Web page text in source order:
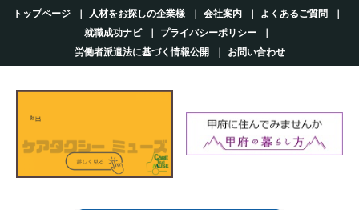
トップページ 人材をお探しの企業様 会社案内
よくあるご質問
就職成功ナビ
プライバシーポリシー
労働者派遣法に基づく情報公開
お問い合わせ